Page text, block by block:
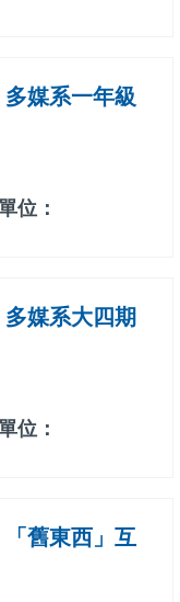
媒系一年級
位：
媒系大四期
位：
舊東西」互